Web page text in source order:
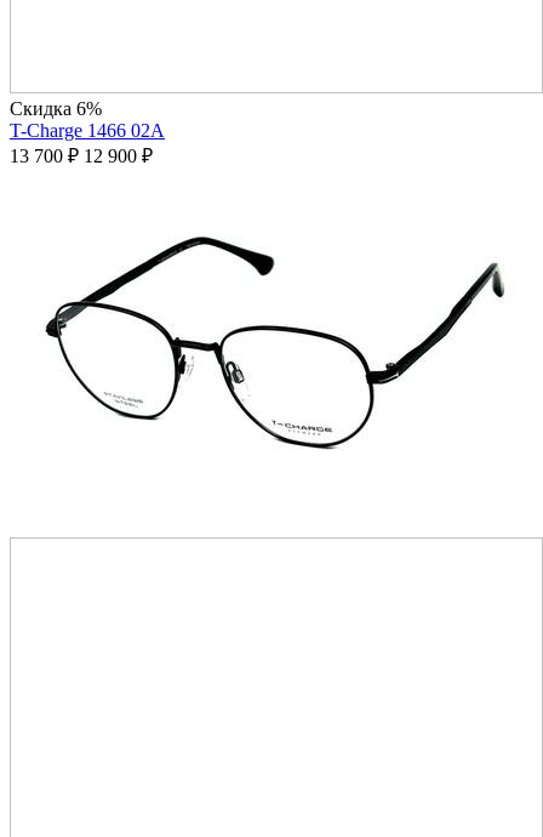
Скидка 6%
T-Charge 1466 02A
13 700 ₽ 12 900 ₽